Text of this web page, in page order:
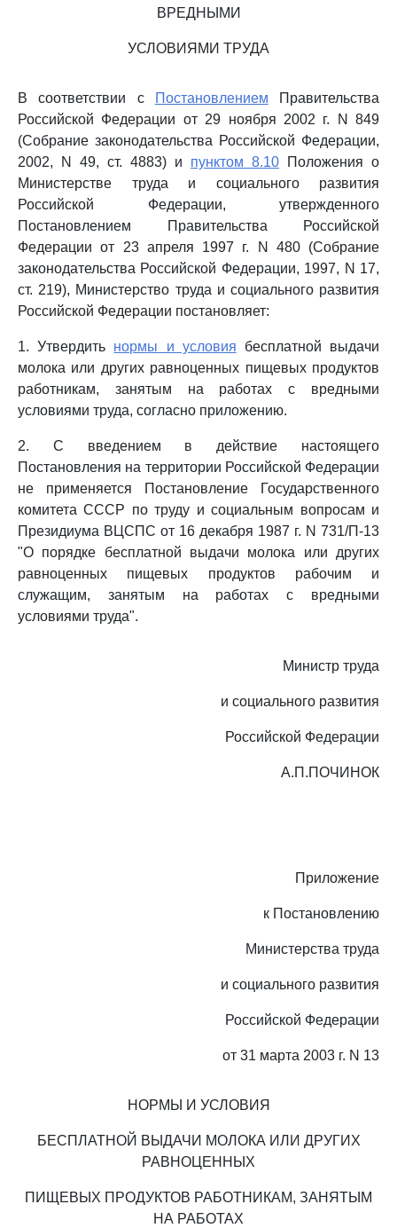
ВРЕДНЫМИ
УСЛОВИЯМИ ТРУДА
В соответствии с Постановлением Правительства
Российской Федерации от 29 ноября 2002 г. N 849
(Собрание законодательства Российской Федерации,
2002, N 49, ст. 4883) и пунктом 8.10 Положения о
Министерстве труда и социального развития
Российской Федерации, утвержденного
Постановлением Правительства Российской
Федерации от 23 апреля 1997 г. N 480 (Собрание
законодательства Российской Федерации, 1997, N 17,
ст. 219), Министерство труда и социального развития
Российской Федерации постановляет:
1. Утвердить нормы и условия бесплатной выдачи
молока или других равноценных пищевых продуктов
работникам, занятым на работах с вредными
условиями труда, согласно приложению.
2. С введением в действие настоящего
Постановления на территории Российской Федерации
не применяется Постановление Государственного
комитета СССР по труду и социальным вопросам и
Президиума ВЦСПС от 16 декабря 1987 г. N 731/П-13
"О порядке бесплатной выдачи молока или других
равноценных пищевых продуктов рабочим и
служащим, занятым на работах с вредными
условиями труда".
Министр труда
и социального развития
Российской Федерации
А.П.ПОЧИНОК
Приложение
к Постановлению
Министерства труда
и социального развития
Российской Федерации
от 31 марта 2003 г. N 13
НОРМЫ И УСЛОВИЯ
БЕСПЛАТНОЙ ВЫДАЧИ МОЛОКА ИЛИ ДРУГИХ
РАВНОЦЕННЫХ
ПИЩЕВЫХ ПРОДУКТОВ РАБОТНИКАМ, ЗАНЯТЫМ
НА РАБОТАХ